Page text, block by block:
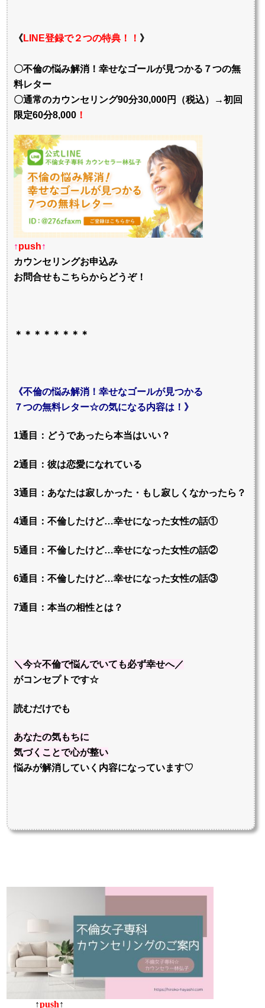
《LINE登録で２つの特典！！ 》
〇不倫の悩み解消！幸せなゴールが見つかる７つの無
料レター
〇通常のカウンセリング90分30,000円（税込）→初回
限定60分8,000 ！
↑push↑
カウンセリングお申込み
お問合せもこちらからどうぞ！
＊＊＊＊＊＊＊＊
《不倫の悩み解消！幸せなゴールが見つかる
７つの無料レター☆の気になる内容は！》
1通目：どうであったら本当はいい？
2通目：彼は恋愛になれている
3通目：あなたは寂しかった・もし寂しくなかったら？
4通目：不倫したけど…幸せになった女性の話①
5通目：不倫したけど…幸せになった女性の話②
6通目：不倫したけど…幸せになった女性の話③
7通目：本当の相性とは？
＼今☆不倫で悩んでいても必ず幸せへ／
がコンセプトです☆
読むだけでも
あなたの気もちに
気づくことで心が整い
悩みが解消していく内容になっています♡
↑push↑